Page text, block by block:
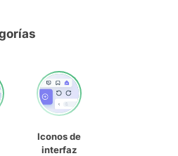
Iconos de
interfaz